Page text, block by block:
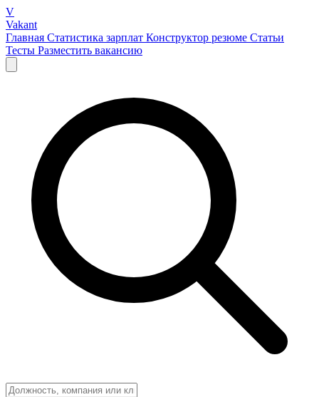
V
Vakant
Главная Статистика зарплат Конструктор резюме Статьи
Тесты Разместить вакансию